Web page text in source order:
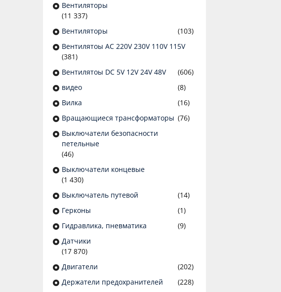
Вентиляторы
(11 337)
Вентиляторы
(103)
Вентилятоы AC 220V 230V 110V 115V
(381)
Вентилятоы DC 5V 12V 24V 48V
(606)
видео
(8)
Вилка
(16)
Вращающиеся трансформаторы (76)
Выключатели безопасности
петельные
(46)
Выключатели концевые
(1 430)
Выключатель путевой
(14)
Герконы
(1)
Гидравлика, пневматика
(9)
Датчики
(17 870)
Двигатели
(202)
Держатели предохранителей
(228)